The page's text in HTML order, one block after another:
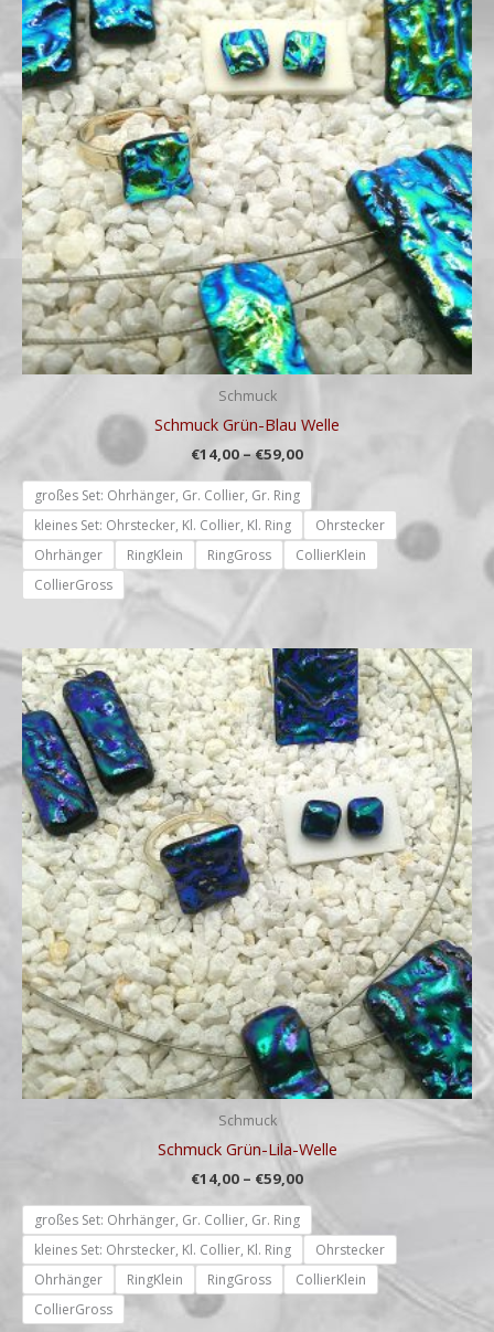
Schmuck
Schmuck Grün-Blau Welle
€14,00–€59,00
großes Set: Ohrhänger, Gr. Collier, Gr. Ring
kleines Set: Ohrstecker, Kl. Collier, Kl. Ring
Ohrstecker
Ohrhänger
RingKlein RingGross
CollierKlein
CollierGross
Schmuck
Schmuck Grün-Lila-Welle
€14,00 – €59,00
Preisspanne:
€14,00
bis
€59,00
großes Set: Ohrhänger, Gr. Collier, Gr. Ring
kleines Set: Ohrstecker, Kl. Collier, Kl. Ring
Ohrstecker
Ohrhänger
RingKlein RingGross
CollierKlein
CollierGross